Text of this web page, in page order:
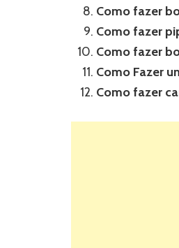
Como fazer
Como fazer
Como fazer
Como Fazer
Como fazer